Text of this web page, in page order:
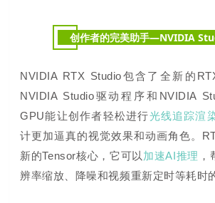
创作者的完美助手—NVIDIA
NVIDIA RTX Studio包含了全新的
NVIDIA Studio驱动程序和NVIDIA
GPU能让创作者轻松进行光线追踪渲
计更加逼真的视觉效果和动画角色。
新的Tensor核心，它可以 加速AI推理
辨率缩放、降噪和视频重新定时等耗时